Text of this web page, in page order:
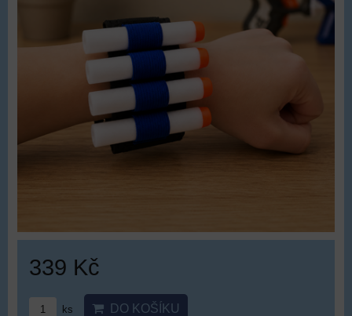
339 Kč
ks DO KOŠÍKU